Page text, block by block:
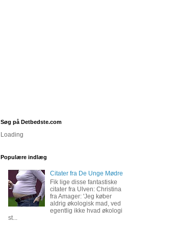
Søg på Detbedste.com
Loading
Populære indlæg
Citater fra De Unge Mødre
Fik lige disse fantastiske
citater fra Ulven: Christina
fra Amager: 'Jeg køber
aldrig økologisk mad, ved
egentlig ikke hvad økologi
st...